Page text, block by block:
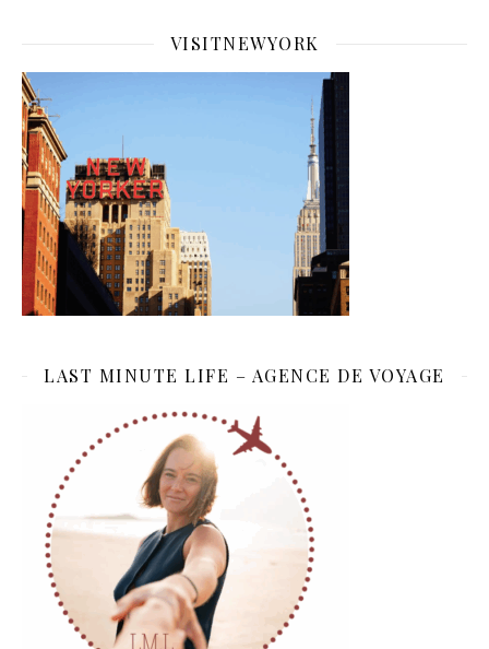
VISITNEWYORK
LAST MINUTE LIFE – AGENCE DE VOYAGE